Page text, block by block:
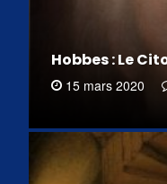
Hobbes : Le
15 mars 2020